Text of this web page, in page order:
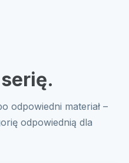
odpowiedni materiał –
odpowiednią dla